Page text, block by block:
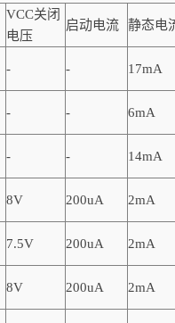
VCC关闭
电压
启动电流 静态电
- - 17mA
- - 6mA
- - 14mA
8V 200uA 2mA
7.5V 200uA 2mA
8V 200uA 2mA